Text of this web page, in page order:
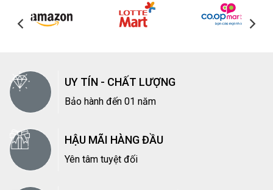
UY TÍN - CHẤT LƯỢNG
Bảo hành đến 01 năm
HẬU MÃI HÀNG ĐẦU
Yên tâm tuyệt đối